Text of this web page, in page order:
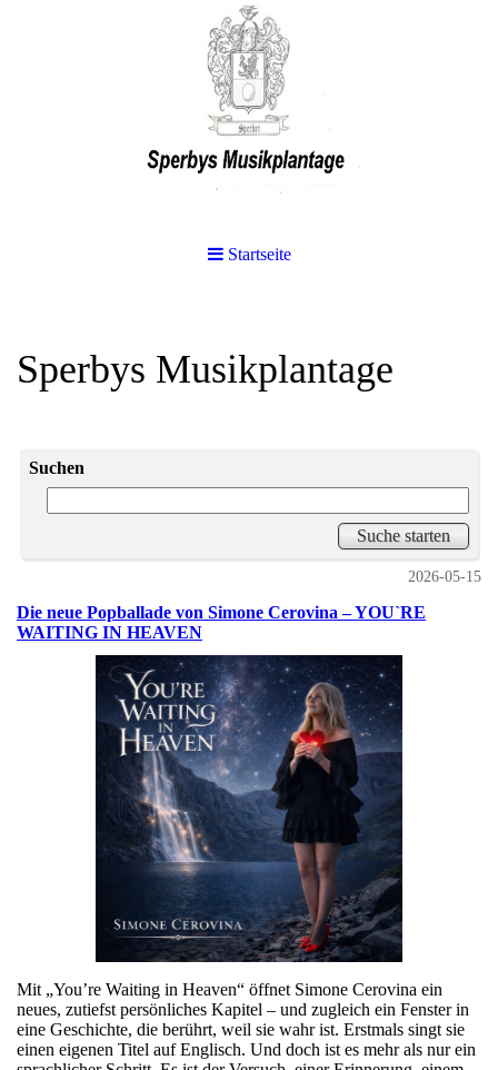
Startseite
Sperbys Musikplantage
Suchen
2026-05-15
Die neue Popballade von Simone Cerovina – YOU`RE
WAITING IN HEAVEN
Mit „You’re Waiting in Heaven“ öffnet Simone Cerovina ein
neues, zutiefst persönliches Kapitel – und zugleich ein Fenster in
eine Geschichte, die berührt, weil sie wahr ist. Erstmals singt sie
einen eigenen Titel auf Englisch. Und doch ist es mehr als nur ein